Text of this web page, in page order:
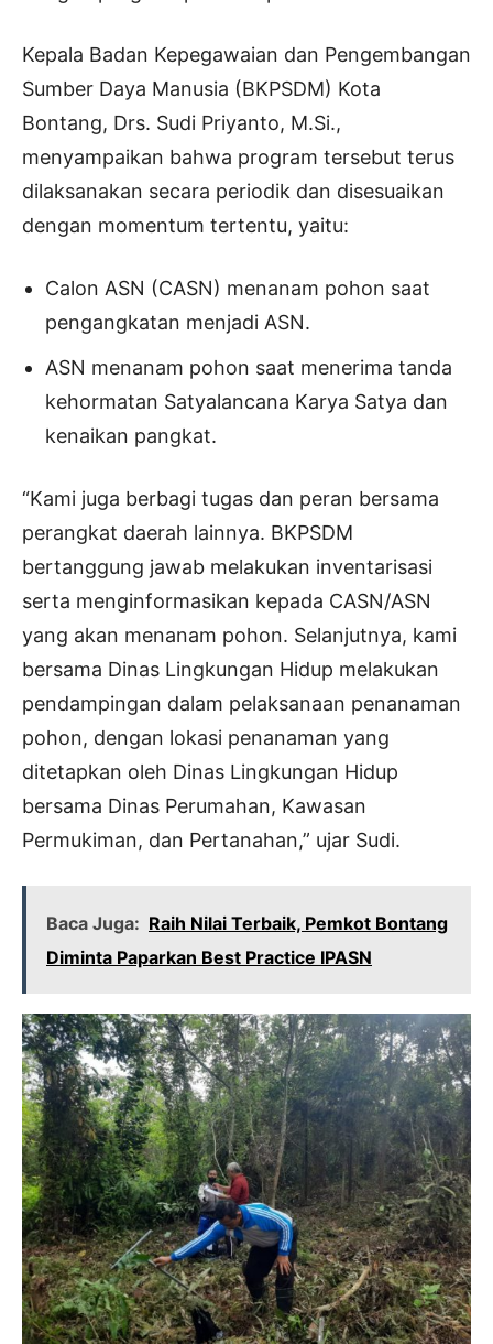
Kepala Badan Kepegawaian dan Pengembangan
Sumber Daya Manusia (BKPSDM) Kota
Bontang, Drs. Sudi Priyanto, M.Si.,
menyampaikan bahwa program tersebut terus
dilaksanakan secara periodik dan disesuaikan
dengan momentum tertentu, yaitu:
Calon ASN (CASN) menanam pohon saat
pengangkatan menjadi ASN.
ASN menanam pohon saat menerima tanda
kehormatan Satyalancana Karya Satya dan
kenaikan pangkat.
“Kami juga berbagi tugas dan peran bersama
perangkat daerah lainnya. BKPSDM
bertanggung jawab melakukan inventarisasi
serta menginformasikan kepada CASN/ASN
yang akan menanam pohon. Selanjutnya, kami
bersama Dinas Lingkungan Hidup melakukan
pendampingan dalam pelaksanaan penanaman
pohon, dengan lokasi penanaman yang
ditetapkan oleh Dinas Lingkungan Hidup
bersama Dinas Perumahan, Kawasan
Permukiman, dan Pertanahan,” ujar Sudi.
Baca Juga: Raih Nilai Terbaik, Pemkot Bontang
Diminta Paparkan Best Practice IPASN